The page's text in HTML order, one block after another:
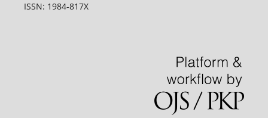
ISSN: 1984-817X